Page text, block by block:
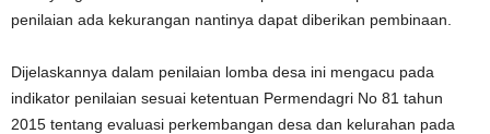
penilaian ada kekurangan nantinya dapat diberikan pembinaan.
Dijelaskannya dalam penilaian lomba desa ini mengacu pada
indikator penilaian sesuai ketentuan Permendagri No 81 tahun
2015 tentang evaluasi perkembangan desa dan kelurahan pada